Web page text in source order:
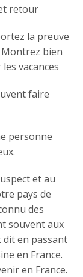
retour
la preuve
Montrez bien
vacances
faire
personne
et au
pays de
des
souvent aux
dit en passant
en France.
en France.